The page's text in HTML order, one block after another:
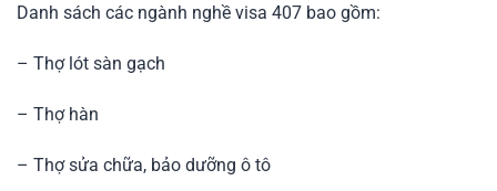
Danh sách các ngành nghề visa 407 bao gồm:
– Thợ lót sàn gạch
– Thợ hàn
– Thợ sửa chữa, bảo dưỡng ô tô